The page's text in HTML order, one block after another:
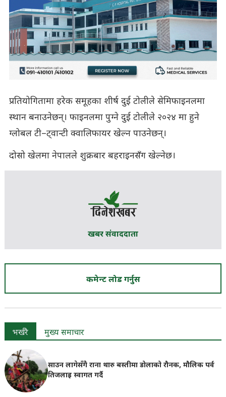
प्रतियोगितामा हरेक समूहका शीर्ष दुई टोलीले सेमिफाइनलमा
स्थान बनाउनेछन्। फाइनलमा पुग्ने दुई टोलीले २०२४ मा हुने
ग्लोबल टी–ट्वान्टी क्वालिफायर खेल्न पाउनेछन्।
दोसो खेलमा नेपालले शुक्रबार बहराइनसँग खेल्नेछ।
खबर संवाददाता
कमेन्ट लोड गर्नुस
भर्खरै मुख्य समाचार
साउन लागेसँगै राना थारु बस्तीमा डोलाको रौनक, मौलिक पर्व
तिजलाइ स्वागत गर्दै